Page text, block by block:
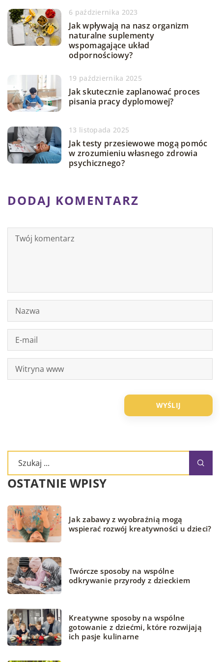
6 października 2023
Jak wpływają na nasz organizm
naturalne suplementy
wspomagające układ
odpornościowy?
19 października 2025
Jak skutecznie zaplanować proces
pisania pracy dyplomowej?
13 listopada 2025
Jak testy przesiewowe mogą pomóc
w zrozumieniu własnego zdrowia
psychicznego?
DODAJ KOMENTARZ
OSTATNIE WPISY
Jak zabawy z wyobraźnią mogą
wspierać rozwój kreatywności u dzieci?
Twórcze sposoby na wspólne
odkrywanie przyrody z dzieckiem
Kreatywne sposoby na wspólne
gotowanie z dziećmi, które rozwijają
ich pasje kulinarne